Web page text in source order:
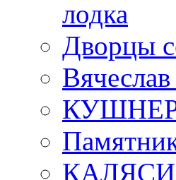
лодка
Дворцы